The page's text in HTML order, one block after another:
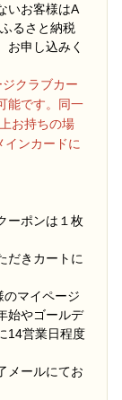
いお客様はA
るさと納税
お申し込みく
ジクラブカー
能です。同一
お持ちの場
インカードに
ーポンは１枚
だきカートに
のマイページ
始やゴールデ
14営業日程度
メールにてお